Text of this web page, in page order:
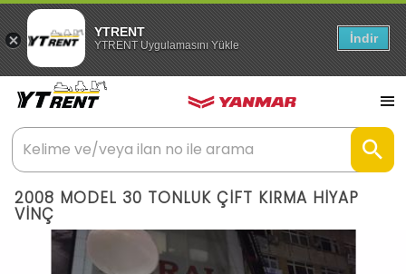
YTRENT
YTRENT Uygulamasını Yükle İndir
2008 MODEL 30 TONLUK ÇİFT KIRMA HİYAP
VİNÇ